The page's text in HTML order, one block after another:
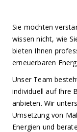
Sie möchten
wissen nicht, wie
bieten Ihnen
erneuerbaren
Unser Team
individuell auf Ihre
anbieten. Wir
Umsetzung von
Energien und